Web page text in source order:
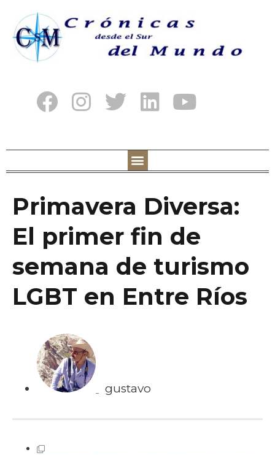
Primavera Diversa:
El primer fin de
semana de turismo
LGBT en Entre Ríos
gustavo